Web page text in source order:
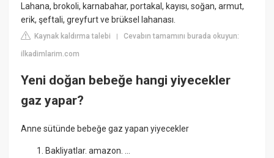
Lahana, brokoli, karnabahar, portakal, kayısı, soğan, armut,
erik, şeftali, greyfurt ve brüksel lahanası.
Kaynak kaldırma talebi |Cevabın tamamını burada okuyun:
ilkadimlarim.com
Yeni doğan bebeğe hangi yiyecekler
gaz yapar?
Anne sütünde bebeğe gaz yapan yiyecekler
Bakliyatlar. amazon. ...